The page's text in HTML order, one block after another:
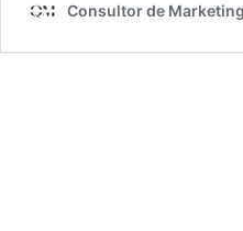
Consultor de